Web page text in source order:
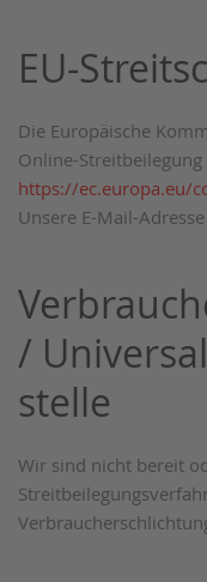
EU-
Die Europäische
Online-Streitbeilegung
https://ec.europa.eu/
Unsere E-Mail-
/
stelle
Wir sind nicht bereit